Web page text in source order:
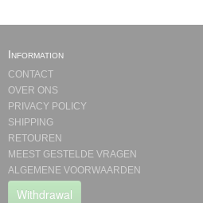
Information
CONTACT
OVER ONS
PRIVACY POLICY
SHIPPING
RETOUREN
MEEST GESTELDE VRAGEN
ALGEMENE VOORWAARDEN
Withdrawal